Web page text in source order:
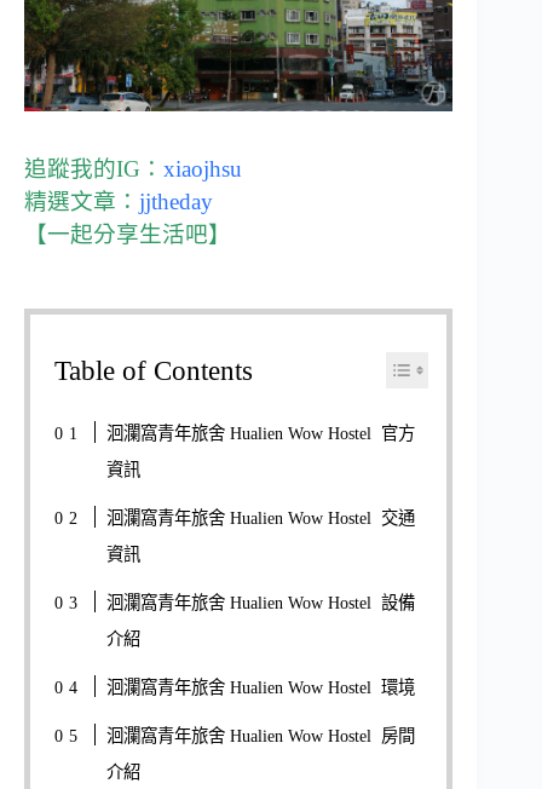
追蹤我的IG： xiaojhsu
精選文章： jjtheday
【一起分享生活吧】
Table of Contents
洄瀾窩青年旅舍 Hualien Wow Hostel 官方
資訊
洄瀾窩青年旅舍 Hualien Wow Hostel 交通
資訊
洄瀾窩青年旅舍 Hualien Wow Hostel 設備
介紹
洄瀾窩青年旅舍 Hualien Wow Hostel 環境
洄瀾窩青年旅舍 Hualien Wow Hostel 房間
介紹